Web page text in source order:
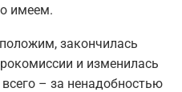
имеем.
закончилась
и изменилась
– за ненадобностью